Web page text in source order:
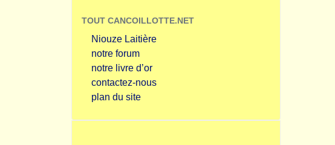
TOUT CANCOILLOTTE.NET
Niouze Laitière
notre forum
notre livre d’or
contactez-nous
plan du site